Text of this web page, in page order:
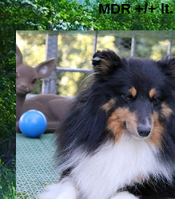
MDR +/+